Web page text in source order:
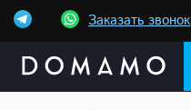
Заказать звонок